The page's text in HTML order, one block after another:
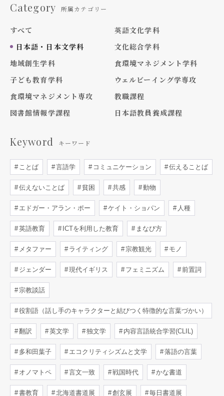
Category 所属カテゴリー
すべて
英語文化学科
日本語・日本文学科
文化総合学科
地域創生学科
食環境マネジメント学科
子ども教育学科
ウェルビーイング学専攻
食環境マネジメント専攻
教職課程
図書館情報学課程
日本語教員養成課程
Keyword キーワード
ことば 言語学 コミュニケーション 伝えることば
伝えないことば 貧困 共感 動物
エドガー・アラン・ポー ケイト・ショパン 人種
英語教育 ICTを利用した教育 まなび方
メタファー ライティング 宗教観光 モノ
ジェンダー 現代イギリス フェミニズム 前置詞
宗教談話
役割語（話し手のキャラクターと結びつく特徴的な言葉づかい）
翻訳 英文学 独文学 内容言語統合学習(CLIL)
多和田葉子 エコクリティシズムと文学 落語の言葉
オノマトペ 言文一致 戦国時代 かな書道
書教育 北海道書道展 創玄展 毎日書道展